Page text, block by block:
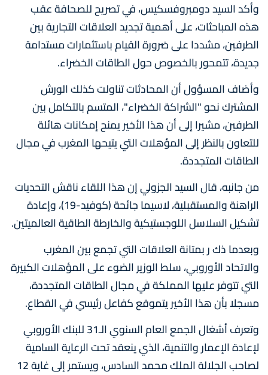
وأكد السيد دومبروفسكيس، في تصريح للصحافة عقب
هذه المباحثات، على أهمية تجديد العلاقات التجارية بين
الطرفين، مشددا على ضرورة القيام باستثمارات مستدامة
جديدة، تتمحور بالخصوص حول الطاقات الخضراء.
وأضاف المسؤول أن المحادثات تناولت كذلك الورش
المشترك نحو "الشراكة الخضراء"، المتسم بالتكامل بين
الطرفين، مشيرا إلى أن هذا الأخير يمنح إمكانات هائلة
للتعاون بالنظر إلى المؤهلات التي يتيحها المغرب في مجال
الطاقات المتجددة.
من جانبه، قال السيد الجزولي إن هذا اللقاء ناقش التحديات
الراهنة والمستقبلية، لاسيما جائحة (كوفيد-19)، وإعادة
تشكيل السلاسل اللوجستيكية والخارطة الطاقية العالميتين.
وبعدما ذك ر بمتانة العلاقات التي تجمع بين المغرب
والاتحاد الأوروبي، سلط الوزير الضوء على المؤهلات الكبيرة
التي تتوفر عليها المملكة في مجال الطاقات المتجددة،
مسجلا بأن هذا الأخير يتموقع كفاعل رئيسي في القطاع.
وتعرف أشغال الجمع العام السنوي الـ31 للبنك الأوروبي
لإعادة الإعمار والتنمية، الذي ينعقد تحت الرعاية السامية
لصاحب الجلالة الملك محمد السادس، ويستمر إلى غاية 12